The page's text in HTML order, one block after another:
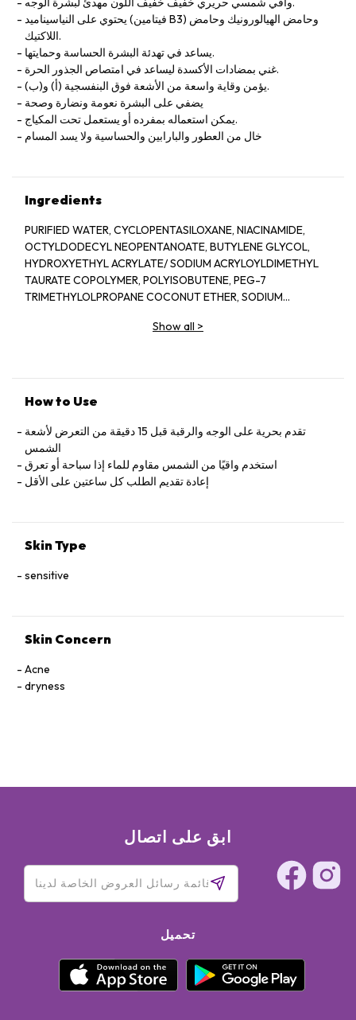
يحتوي على النياسيناميد (فيتامين B3) وحامض الهيالورونيك وحامض
اللاكتيك.
يساعد في تهدئة البشرة الحساسة وحمايتها.
غني بمضادات الأكسدة ليساعد في امتصاص الجذور الحرة.
يؤمن وقاية واسعة من الأشعة فوق البنفسجية (أ) و(ب).
يضفي على البشرة نعومة ونضارة وصحة
يمكن استعماله بمفرده أو يستعمل تحت المكياج.
خال من العطور والبارابين والحساسية ولا يسد المسام
Ingredients
PURIFIED WATER, CYCLOPENTASILOXANE, NIACINAMIDE,
OCTYLDODECYL NEOPENTANOATE, BUTYLENE GLYCOL,
HYDROXYETHYL ACRYLATE/ SODIUM ACRYLOYLDIMETHYL
TAURATE COPOLYMER, POLYISOBUTENE, PEG-7
TRIMETHYLOLPROPANE COCONUT ETHER, SODIUM
Show all >
How to Use
تقدم بحرية على الوجه والرقبة قبل 15 دقيقة من التعرض لأشعة
الشمس
استخدم واقيًا من الشمس مقاوم للماء إذا سباحة أو تعرق
إعادة تقديم الطلب كل ساعتين على الأقل
Skin Type
sensitive
Skin Concern
Acne
dryness
ابق على اتصال
تحميل